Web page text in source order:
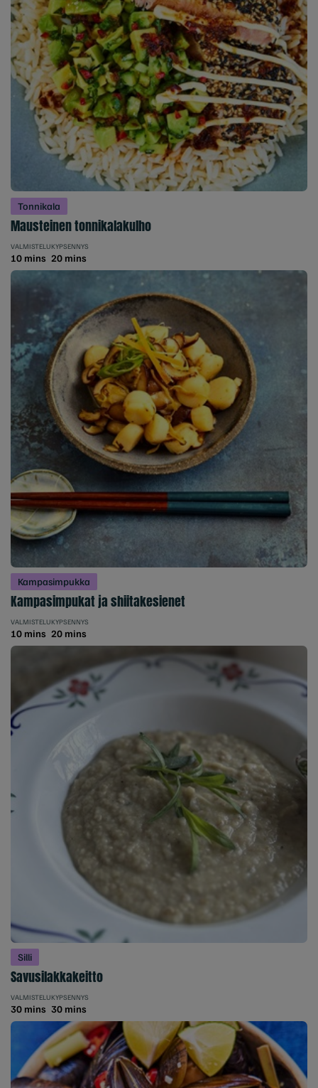
Tonnikala
Mausteinen tonnikalakulho
VALMISTELU
10 mins
KYPSENNYS
20 mins
Kampasimpukka
Kampasimpukat ja shiitakesienet
VALMISTELU
10 mins
KYPSENNYS
20 mins
Silli
Savusilakkakeitto
VALMISTELU
30 mins
KYPSENNYS
30 mins